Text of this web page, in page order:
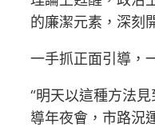
的廉潔元素，深刻
一手抓正面引導，
“明天以這種方法
導年夜會，市路況